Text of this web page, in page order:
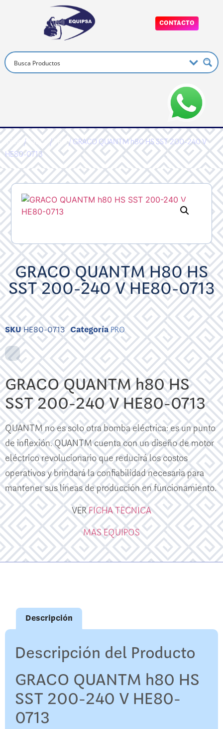
CONTACTO
Inicio/Graco/PRO/ GRACO QUANTM h80 HS SST 200-240 V
HE80-0713
GRACO QUANTM H80 HS
SST 200-240 V HE80-0713
SKUHE80-0713 CategoríaPRO
GRACO QUANTM h80 HS
SST 200-240 V HE80-0713
QUANTM no es solo otra bomba eléctrica: es un punto
de inflexión. QUANTM cuenta con un diseño de motor
eléctrico revolucionario que reducirá los costos
operativos y brindará la confiabilidad necesaria para
mantener sus líneas de producción en funcionamiento.
VERFICHA TECNICA
MAS EQUIPOS
Descripción
Descripción del Producto
GRACO QUANTM h80 HS
SST 200-240 V HE80-
0713